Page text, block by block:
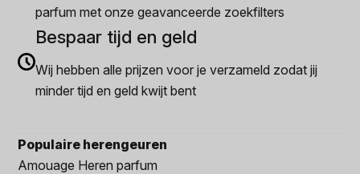
parfum met onze geavanceerde zoekfilters
Bespaar tijd en geld
Wij hebben alle prijzen voor je verzameld zodat jij
minder tijd en geld kwijt bent
Populaire herengeuren
Amouage Heren parfum